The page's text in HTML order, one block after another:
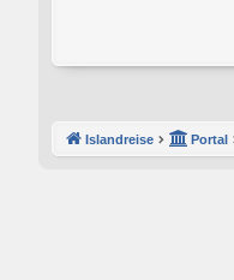
Islandreise Portal